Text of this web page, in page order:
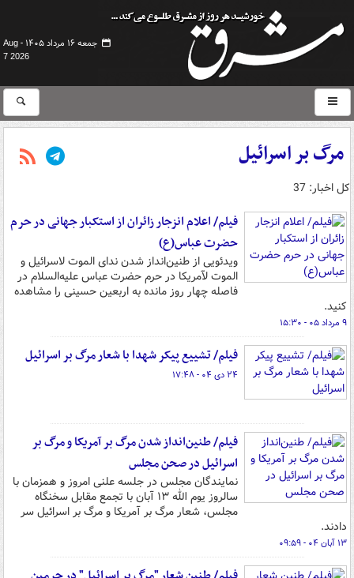
جمعه ۱۶ مرداد ۱۴۰۵ -
Aug
7 2026
مرگ بر اسرائیل
کل اخبار: 37
فیلم/ اعلام انزجار زائران از استکبار جهانی در حرم
حضرت عباس(ع)
ویدئویی از طنین‌انداز شدن ندای الموت لاسرائیل و
الموت لآمریکا در حرم حضرت عباس علیه‌السلام در
فاصله چهار روز مانده به اربعین حسینی را مشاهده
کنید.
۹ مرداد ۰۵ - ۱۵:۳۰
فیلم/ تشییع پیکر شهدا با شعار مرگ بر اسرائیل
۲۴ دی ۰۴ - ۱۷:۴۸
فیلم/ طنین‌انداز شدن مرگ بر آمریکا و مرگ بر
اسرائیل در صحن مجلس
نمایندگان مجلس در جلسه علنی امروز و همزمان با
سالروز یوم الله ۱۳ آبان با تجمع مقابل سخنگاه
مجلس، شعار مرگ بر آمریکا و مرگ بر اسرائیل سر
دادند.
۱۳ آبان ۰۴ - ۰۹:۵۹